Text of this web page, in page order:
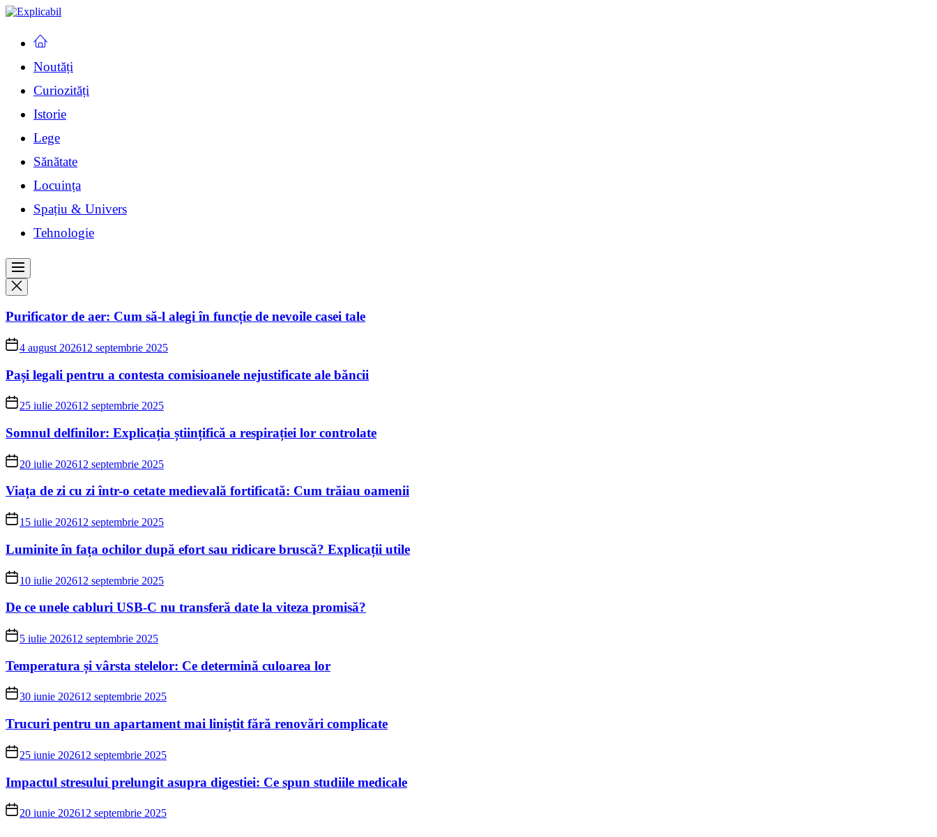
Skip
content
Noutăți
Curiozități
Istorie
Lege
Sănătate
Locuința
Spațiu & Univers
Tehnologie
Purificator de aer: Cum să-l alegi în funcție de nevoile casei tale
4 august 202612 septembrie 2025
Pași legali pentru a contesta comisioanele nejustificate ale băncii
25 iulie 202612 septembrie 2025
Somnul delfinilor: Explicația științifică a respirației lor controlate
20 iulie 202612 septembrie 2025
Viața de zi cu zi într-o cetate medievală fortificată: Cum trăiau oamenii
15 iulie 202612 septembrie 2025
Luminite în fața ochilor după efort sau ridicare bruscă? Explicații utile
10 iulie 202612 septembrie 2025
De ce unele cabluri USB-C nu transferă date la viteza promisă?
5 iulie 202612 septembrie 2025
Temperatura și vârsta stelelor: Ce determină culoarea lor
30 iunie 202612 septembrie 2025
Trucuri pentru un apartament mai liniștit fără renovări complicate
25 iunie 202612 septembrie 2025
Impactul stresului prelungit asupra digestiei: Ce spun studiile medicale
20 iunie 202612 septembrie 2025